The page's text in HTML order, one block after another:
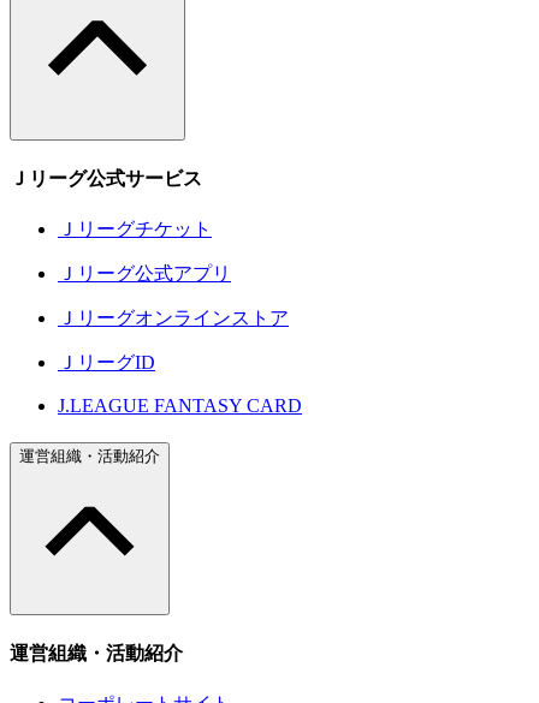
Ｊリーグ公式サービス
Ｊリーグチケット
Ｊリーグ公式アプリ
Ｊリーグオンラインストア
ＪリーグID
J.LEAGUE FANTASY CARD
運営組織・活動紹介
運営組織・活動紹介